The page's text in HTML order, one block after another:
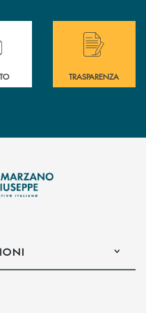
di Bcc San Marzano.
di assistenza immediata?
Hai bisogno di
TRASPARENZA